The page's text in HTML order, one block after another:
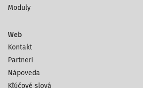
Moduly
Web
Kontakt
Partneri
Nápoveda
Kľúčové slová